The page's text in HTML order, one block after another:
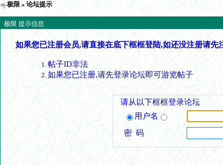
极限 » 论坛提示
极限 提示信息
如果您已注册会员,请直接在底下框框登陆,如还没注册请先
帖子ID非法
如果您已注册,请先登录论坛即可游览帖子
请从以下框框登录论坛
用户名
密 码